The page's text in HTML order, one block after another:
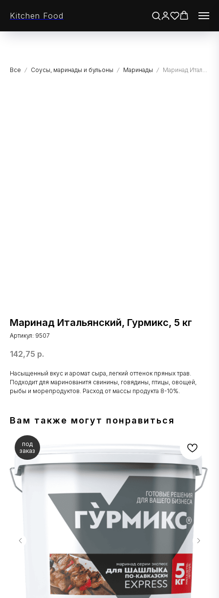
Kitchen Food
Все Соусы, маринады и бульоны Маринады Маринад Итальянский, Гурмикс, 5 кг
Маринад Итальянский, Гурмикс, 5 кг
Артикул: 9507
142,75 р.
Насыщенный вкус и аромат сыра, легкий оттенок пряных трав.
Подходит для маринованитя свинины, говядины, птицы, овощей,
рыбы и морепродуктов. Расход от массы продукта 8-10%.
Вам также могут понравиться
под
заказ